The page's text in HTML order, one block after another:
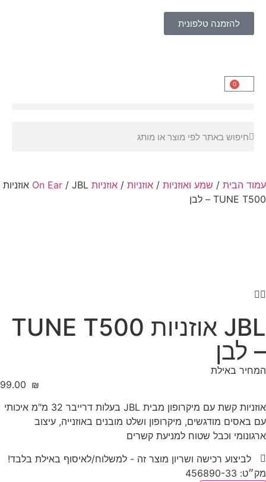
0
להזמנה טלפונית
עמוד הבית / שמע ואוזניות / אוזניות / אוזניות On Ear
/ JBL אוזניות
TUNE T500 – לבן
JBL אוזניות TUNE T500
– לבן
המחיר באילת
‎99.00 ₪
אוזניות קשת עם מיקרופון מבית JBL בעלות דרייבר 32 מ"מ איכותי
עם באסים מודגשים, מיקרופון ושלט מובנים באוזנייה, עיצוב
ארגונומי וכבל שטוח למניעת קשרים
לביצוע רכישה ושריון מוצר זה - למשלוח/לאיסוף באילת בלבד!
מק״ט: 456890-33